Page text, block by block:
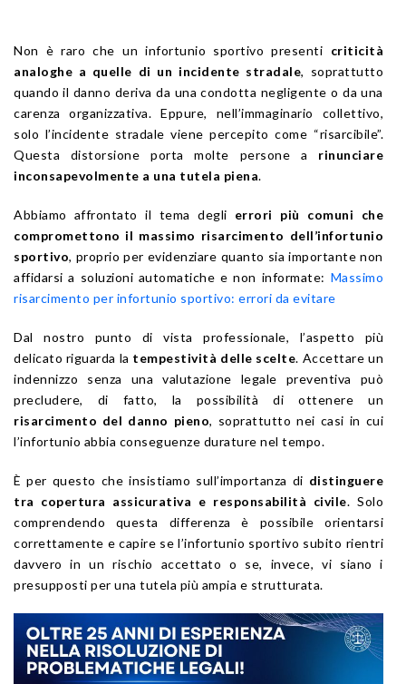
Non è raro che un infortunio sportivo presenti criticità
analoghe a quelle di un incidente stradale, soprattutto
quando il danno deriva da una condotta negligente o da una
carenza organizzativa. Eppure, nell’immaginario collettivo,
solo l’incidente stradale viene percepito come “risarcibile”.
Questa distorsione porta molte persone a rinunciare
inconsapevolmente a una tutela piena.
Abbiamo affrontato il tema degli errori più comuni che
compromettono il massimo risarcimento dell’infortunio
sportivo, proprio per evidenziare quanto sia importante non
affidarsi a soluzioni automatiche e non informate: Massimo
risarcimento per infortunio sportivo: errori da evitare
Dal nostro punto di vista professionale, l’aspetto più
delicato riguarda la tempestività delle scelte. Accettare un
indennizzo senza una valutazione legale preventiva può
precludere, di fatto, la possibilità di ottenere un
risarcimento del danno pieno, soprattutto nei casi in cui
l’infortunio abbia conseguenze durature nel tempo.
È per questo che insistiamo sull’importanza di distinguere
tra copertura assicurativa e responsabilità civile. Solo
comprendendo questa differenza è possibile orientarsi
correttamente e capire se l’infortunio sportivo subito rientri
davvero in un rischio accettato o se, invece, vi siano i
presupposti per una tutela più ampia e strutturata.